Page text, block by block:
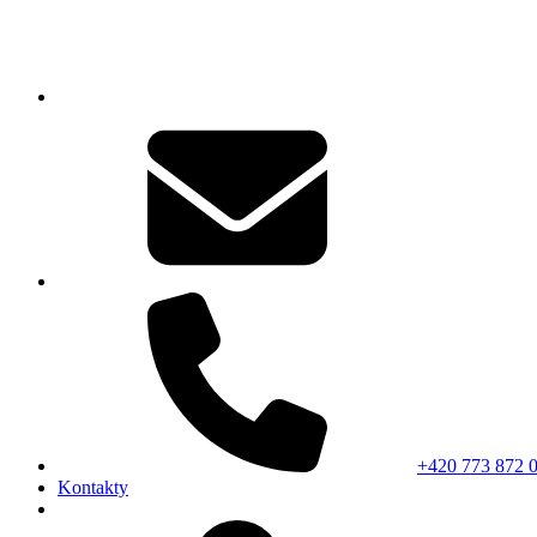
+420 773 872
Kontakty